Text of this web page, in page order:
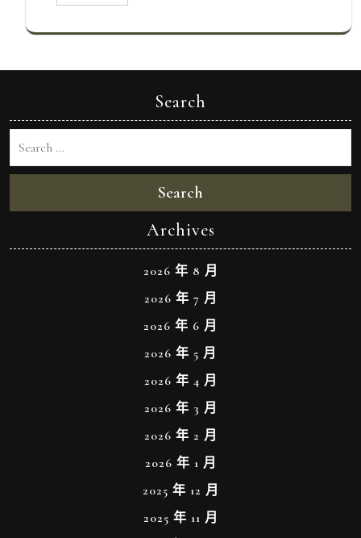
Search
Search
Archives
2026 年 8 月
2026 年 7 月
2026 年 6 月
2026 年 5 月
2026 年 4 月
2026 年 3 月
2026 年 2 月
2026 年 1 月
2025 年 12 月
2025 年 11 月